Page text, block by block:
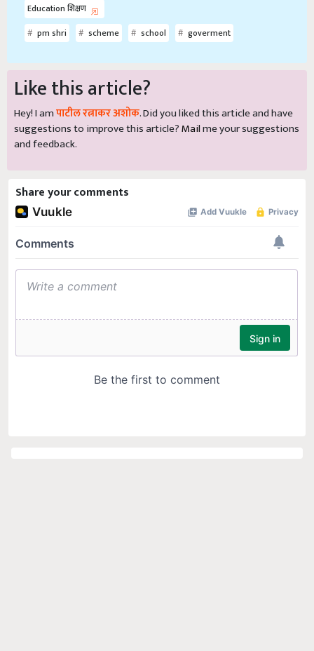
Education शिक्षण
pm shri
scheme school goverment
Like this article?
Hey! I amपाटील रत्नाकर अशोक. Did you liked this article and have
suggestions to improve this article?Mailme your suggestions
and feedback.
Share your comments